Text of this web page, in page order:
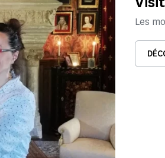
Les